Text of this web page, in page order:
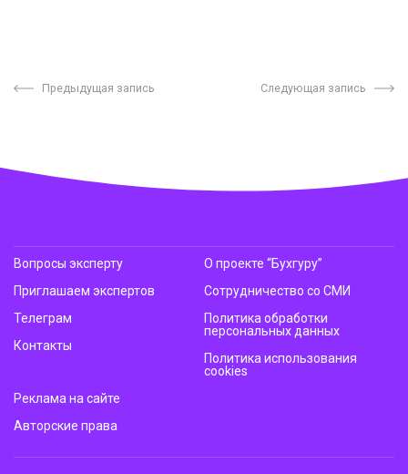
Предыдущая запись Следующая запись
Вопросы эксперту
Приглашаем экспертов
Телеграм
Контакты
О проекте “Бухгуру”
Сотрудничество со СМИ
Политика обработки
персональных данных
Политика использования
cookies
Реклама на сайте
Авторские права